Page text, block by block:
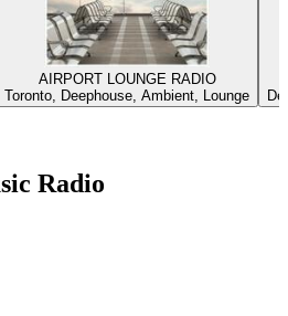
AIRPORT LOUNGE RADIO
Toronto, Deephouse, Ambient, Lounge
Radio